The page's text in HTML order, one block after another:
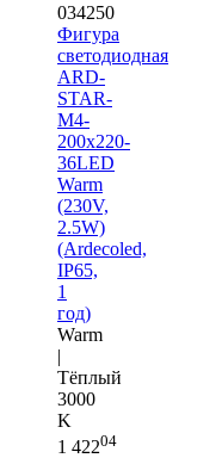
034250
Фигура
светодиодная
ARD-
STAR-
M4-
200x220-
36LED
Warm
(230V,
2.5W)
(Ardecoled,
IP65,
1
год)
Warm
|
Тёплый
3000
K
1 42204